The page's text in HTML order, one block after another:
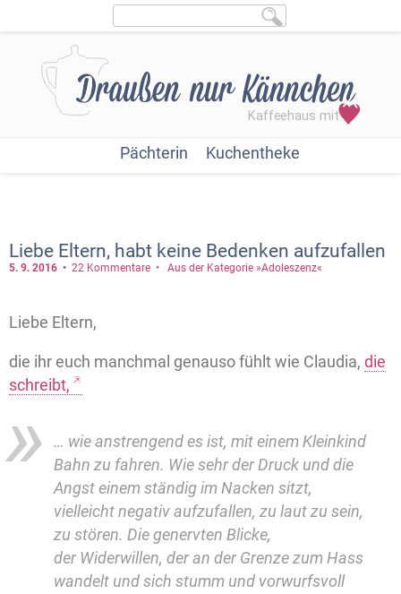
Pächterin Kuchentheke
Liebe Eltern, habt keine Bedenken aufzufallen
5. 9. 2016 22 Kommentare Aus der Kategorie »Adoleszenz«
Liebe Eltern,
die ihr euch manchmal genauso fühlt wie Claudia, die
schreibt,
… wie anstrengend es ist, mit einem Kleinkind
Bahn zu fahren. Wie sehr der Druck und die
Angst einem ständig im Nacken sitzt,
vielleicht negativ aufzufallen, zu laut zu sein,
zu stören. Die genervten Blicke,
der Widerwillen, der an der Grenze zum Hass
wandelt und sich stumm und vorwurfsvoll